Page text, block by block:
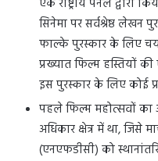
एक राष्ट्रीय पैनल द्वारा
सिनेमा पर सर्वश्रेष्ठ लेखन
फाल्के पुरस्कार के लिए
प्रख्यात फिल्म हस्तियों
इस पुरस्कार के लिए कोई
पहले फिल्म महोत्सवों
अधिकार क्षेत्र में था, जिसे
(एनएफडीसी) को